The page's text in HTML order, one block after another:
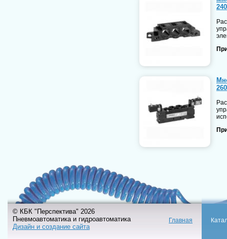
© КБК "Перспектива" 2026
Пневмоавтоматика и гидроавтоматика
Дизайн и создание сайта
Главная